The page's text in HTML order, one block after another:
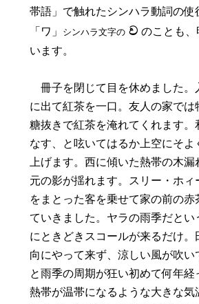
帯語」で触れたシンハラ動詞の使
「ワ」
シンハラ文字のව のことも、
います。
冊子を閉じて目を休めました。
に出て紅茶を一口。友人の家では
糖抜きで紅茶を淹れてくれます。
なす、と呟いてはるか上空にそよ
上げます。西に傾いた熱帯の木
元の影が揺れます。スリー・ホィ
をまとった客を乗せて家の前の赤
ていきました。ヤラの雨季だとい
にときどきスコールが来るだけ。
向にやって来ず、涼しい風が吹い
と雨季の周期が狂い初めて何年経
熱帯が温帯になるような大きな気